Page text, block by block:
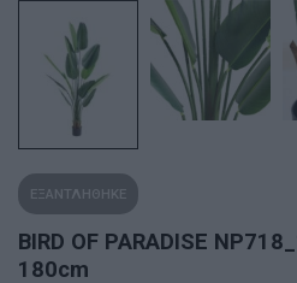
ΕΞΑΝΤΛΗΘΗΚΕ
BIRD OF PARADISE
180cm